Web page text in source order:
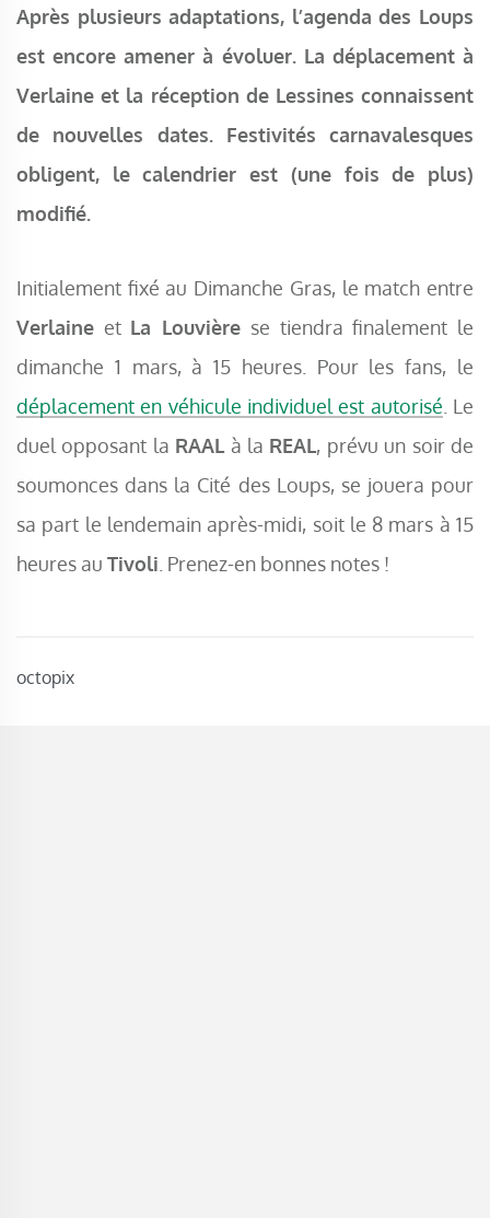
octopix
Après plusieurs adaptations, l’agenda des Loups
est encore amener à évoluer. La déplacement à
Verlaine et la réception de Lessines connaissent
de nouvelles dates. Festivités carnavalesques
obligent, le calendrier est (une fois de plus)
modifié.
Initialement fixé au Dimanche Gras, le match entre
Verlaine et La Louvière se tiendra finalement le
dimanche 1 mars, à 15 heures. Pour les fans, le
déplacement en véhicule individuel est autorisé . Le
duel opposant la RAAL à la REAL, prévu un soir de
soumonces dans la Cité des Loups, se jouera pour
sa part le lendemain après-midi, soit le 8 mars à 15
heures au Tivoli . Prenez-en bonnes notes !